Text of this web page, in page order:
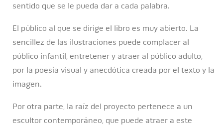
sentido que se le pueda dar a cada palabra.
El público al que se dirige el libro es muy abierto. La
sencillez de las ilustraciones puede complacer al
público infantil, entretener y atraer al público adulto,
por la poesía visual y anecdótica creada por el texto y la
imagen.
Por otra parte, la raíz del proyecto pertenece a un
escultor contemporáneo, que puede atraer a este